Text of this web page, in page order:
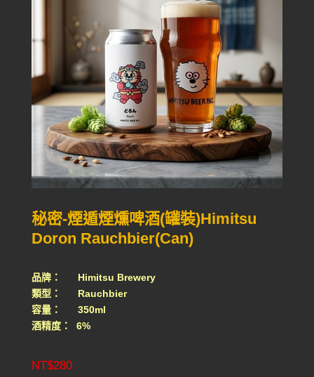
秘密-煙遁煙燻啤酒(罐裝)Himitsu
Doron Rauchbier(Can)
品牌： Himitsu Brewery
類型： Rauchbier
容量： 350ml
酒精度： 6%
NT$280